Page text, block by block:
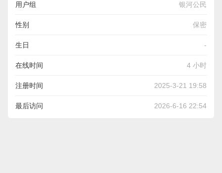
用户组 银河公民
性别 保密
生日 -
在线时间 4 小时
注册时间 2025-3-21 19:58
最后访问 2026-6-16 22:54